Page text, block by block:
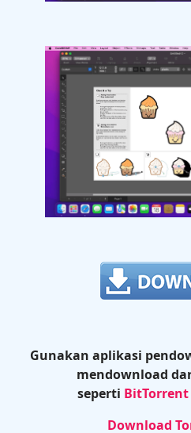
Gunakan aplikasi
mendownload
seperti BitTorrent
Download